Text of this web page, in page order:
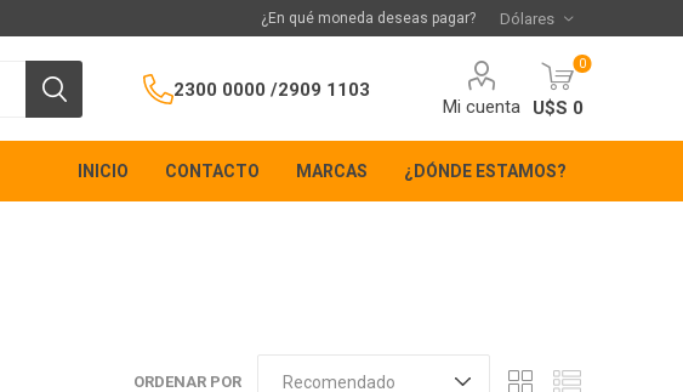
¿En qué moneda deseas pagar?
2300 0000 /2909 1103
Mi cuenta
0
U$S 0
INICIO CONTACTO MARCAS ¿DÓNDE ESTAMOS?
ORDENAR POR